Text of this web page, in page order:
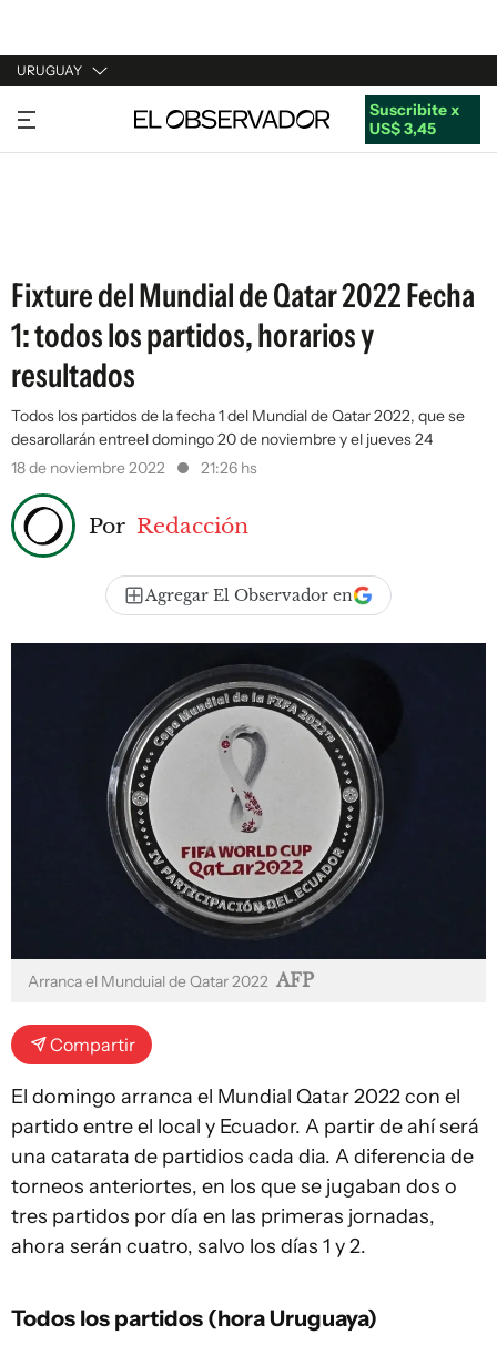
URUGUAY
URUGUAY
ARGENTINA
Suscribite x
US$ 3,45
Fixture del Mundial de Qatar 2022 Fecha
1: todos los partidos, horarios y
resultados
Todos los partidos de la fecha 1 del Mundial de Qatar 2022, que se
desarollarán entreel domingo 20 de noviembre y el jueves 24
18 de noviembre 2022
21:26 hs
Por Redacción
Agregar El Observador en
Arranca el Munduial de Qatar 2022 AFP
Compartir
El domingo arranca el Mundial Qatar 2022 con el
partido entre el local y Ecuador. A partir de ahí será
una catarata de partidios cada dia. A diferencia de
torneos anteriortes, en los que se jugaban dos o
tres partidos por día en las primeras jornadas,
ahora serán cuatro, salvo los días 1 y 2.
Todos los partidos (hora Uruguaya)